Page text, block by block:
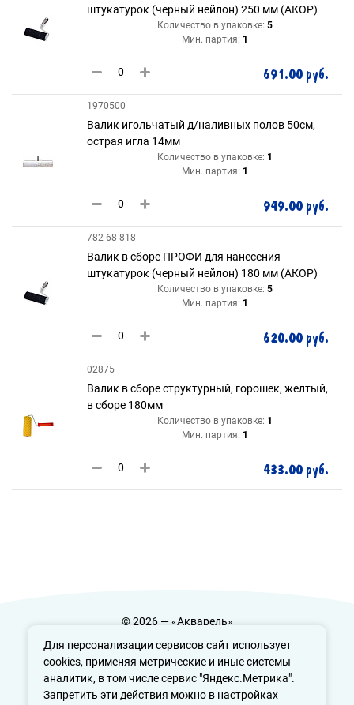
Для персонализации сервисов сайт использует
cookies, применяя метрические и иные системы
аналитик, в том числе сервис "Яндекс.Метрика".
Запретить эти действия можно в настройках
штукатурок (черный нейлон) 250 мм (АКОР)
Количество в упаковке: 5
Мин. партия: 1
691.00 руб.
1970500
Валик игольчатый д/наливных полов 50см,
острая игла 14мм
Количество в упаковке: 1
Мин. партия: 1
949.00 руб.
782 68 818
Валик в сборе ПРОФИ для нанесения
штукатурок (черный нейлон) 180 мм (АКОР)
Количество в упаковке: 5
Мин. партия: 1
620.00 руб.
02875
Валик в сборе структурный, горошек, желтый,
в сборе 180мм
Количество в упаковке: 1
Мин. партия: 1
433.00 руб.
© 2026 — «Акварель»
Политика конфиденциальности